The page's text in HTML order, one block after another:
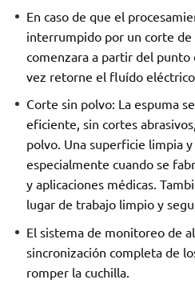
En caso de que el
interrumpido por un corte de
comenzara a partir del punto
vez retorne el fluído eléctrico
Corte sin polvo: La espuma
eficiente, sin cortes
polvo. Una superficie limpia
especialmente cuando se
y aplicaciones médicas.
lugar de trabajo limpio y
El sistema de monitoreo de
sincronización completa de
romper la cuchilla.